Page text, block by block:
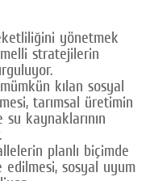
yönetmek
stratejilerin
kılan sosyal
tarımsal üretimin
kaynaklarının
planlı biçimde
edilmesi, sosyal uyum